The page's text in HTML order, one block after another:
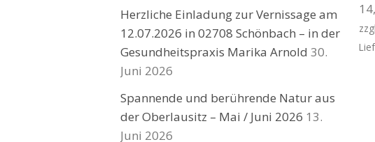
Herzliche Einladung zur Vernissage am
12.07.2026 in 02708 Schönbach – in der
Gesundheitspraxis Marika Arnold 30.
Juni 2026
Spannende und berührende Natur aus
der Oberlausitz – Mai / Juni 2026 13.
Juni 2026